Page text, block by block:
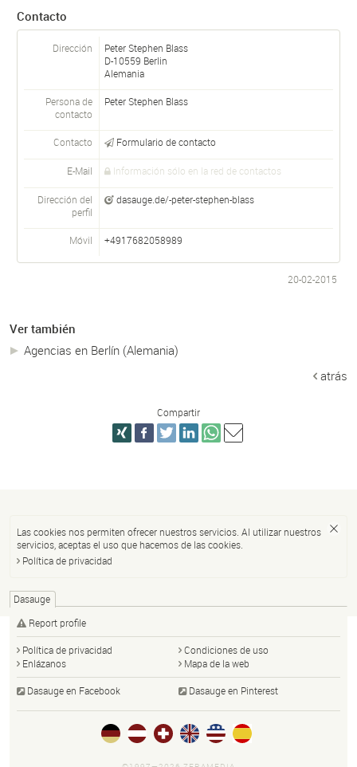
Contacto
Dirección
Peter Stephen Blass
D-10559 Berlin
Alemania
Persona de
contacto
Peter Stephen Blass
Contacto Formulario de contacto
E-Mail Información sólo en la red de contactos
Dirección del
perfil
dasauge.de/-peter-stephen-blass
Móvil +4917682058989
20-02-2015
Ver también
Agencias en Berlín (Alemania)
atrás
Compartir
Las cookies nos permiten ofrecer nuestros servicios. Al utilizar nuestros
servicios, aceptas el uso que hacemos de las cookies.
Política de privacidad
Dasauge
Report profile
Política de privacidad
Condiciones de uso
Enlázanos
Mapa de la web
Dasauge en Facebook Dasauge en Pinterest